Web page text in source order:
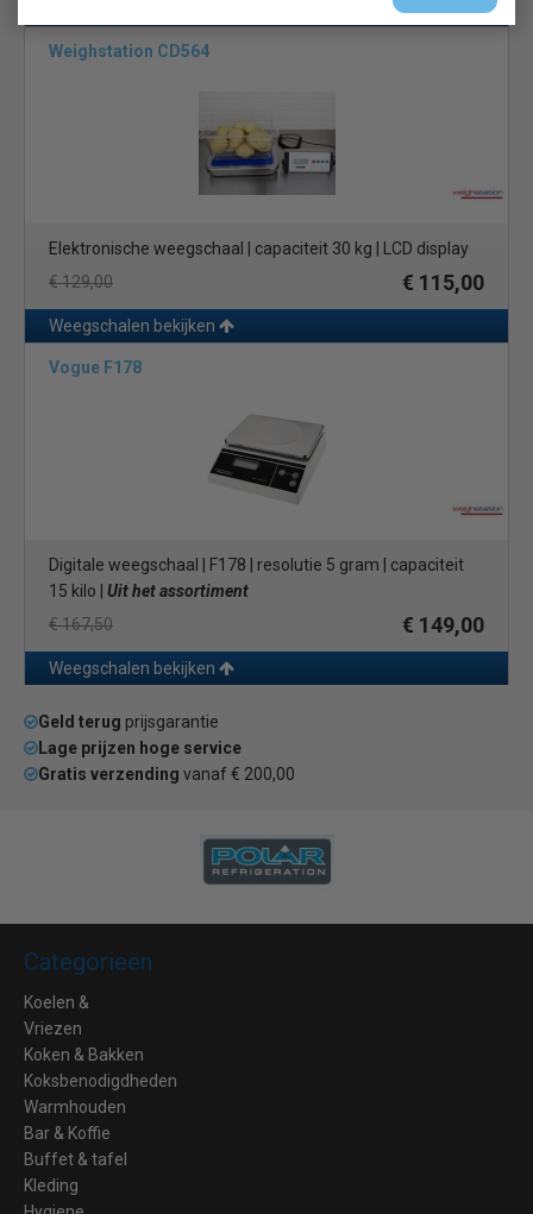
Weighstation CD564
Elektronische weegschaal | capaciteit 30 kg | LCD display
€ 129,00
€ 115,00
Weegschalen bekijken
Vogue F178
Digitale weegschaal | F178 | resolutie 5 gram | capaciteit
15 kilo | Uit het assortiment
€ 167,50
€ 149,00
Weegschalen bekijken
Geld terug prijsgarantie
Lage prijzen hoge service
Gratis verzending vanaf € 200,00
Categorieën
Koelen &
Vriezen
Koken & Bakken
Koksbenodigdheden
Warmhouden
Bar & Koffie
Buffet & tafel
Kleding